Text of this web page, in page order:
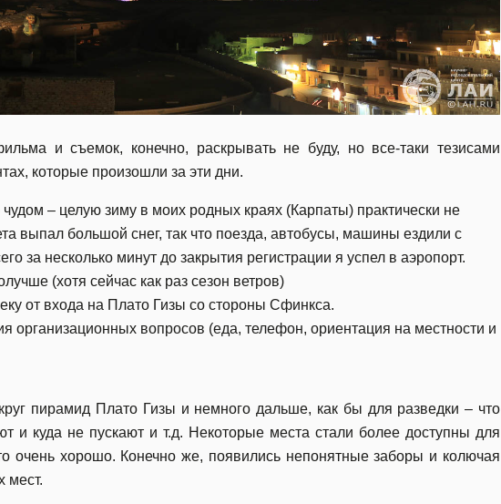
и съемок, конечно, раскрывать не буду, но все-таки тезисами
которые произошли за эти дни.
– целую зиму в моих родных краях (Карпаты) практически не
выпал большой снег, так что поезда, автобусы, машины ездили с
за несколько минут до закрытия регистрации я успел в аэропорт.
(хотя сейчас как раз сезон ветров)
от входа на Плато Гизы со стороны Сфинкса.
организационных вопросов (еда, телефон, ориентация на местности и
пирамид Плато Гизы и немного дальше, как бы для разведки – что
и куда не пускают и т.д. Некоторые места стали более доступны для
очень хорошо. Конечно же, появились непонятные заборы и колючая
мест.